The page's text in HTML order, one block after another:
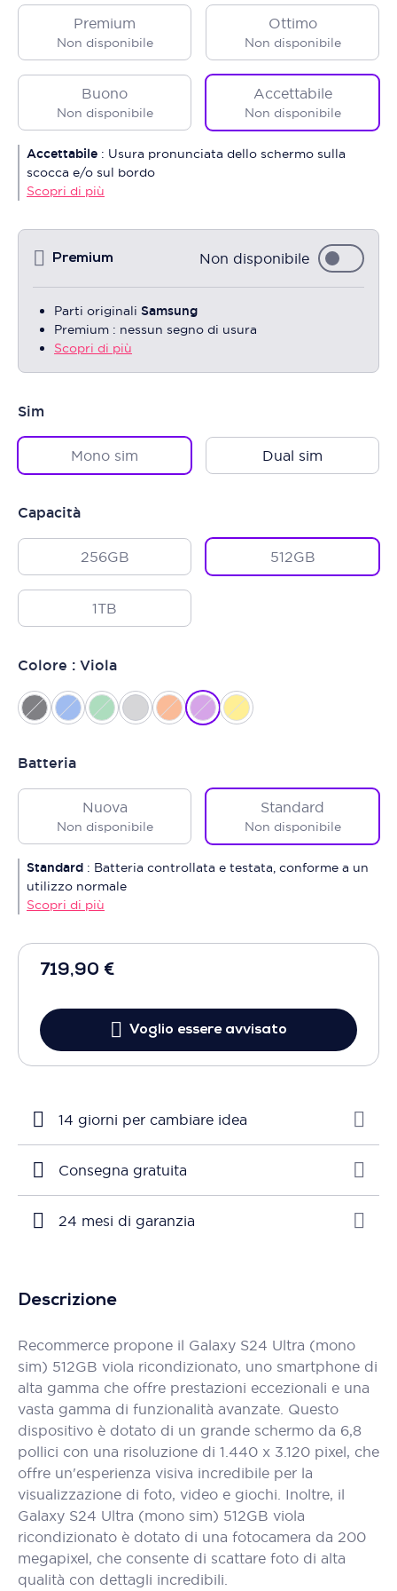
719,90 €
Voglio essere avvisato
Premium
Non disponibile
Ottimo
Non disponibile
Buono
Non disponibile
Accettabile
Non disponibile
Accettabile : Usura pronunciata dello schermo sulla
scocca e/o sul bordo
Scopri di più
Premium Non disponibile
Parti originali Samsung
Premium : nessun segno di usura
Scopri di più
Sim
Mono sim Dual sim
Capacità
256GB 512GB
1TB
Colore : Viola
Batteria
Nuova
Non disponibile
Standard
Non disponibile
Standard : Batteria controllata e testata, conforme a un
utilizzo normale
Scopri di più
14 giorni per cambiare idea
Consegna gratuita
24 mesi di garanzia
Descrizione
Recommerce propone il Galaxy S24 Ultra (mono
sim) 512GB viola ricondizionato, uno smartphone di
alta gamma che offre prestazioni eccezionali e una
vasta gamma di funzionalità avanzate. Questo
dispositivo è dotato di un grande schermo da 6,8
pollici con una risoluzione di 1.440 x 3.120 pixel, che
offre un'esperienza visiva incredibile per la
visualizzazione di foto, video e giochi. Inoltre, il
Galaxy S24 Ultra (mono sim) 512GB viola
ricondizionato è dotato di una fotocamera da 200
megapixel, che consente di scattare foto di alta
qualità con dettagli incredibili.